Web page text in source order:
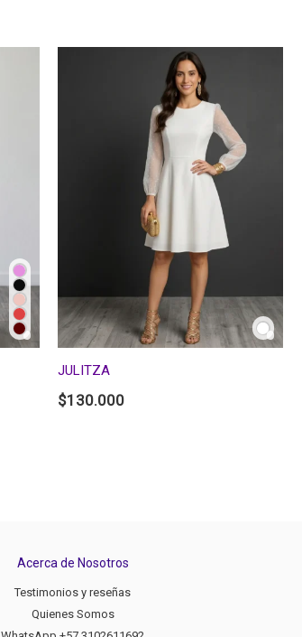
JULITZA
$130.000
Acerca de Nosotros
Testimonios y reseñas
Quienes Somos